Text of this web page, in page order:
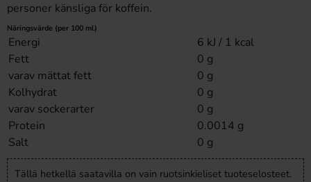
personer känsliga för koffein.
Näringsvärde (per 100 ml)
Energi
6 kJ / 1 kcal
Fett
0 g
varav mättat fett
0 g
Kolhydrat
0 g
varav sockerarter
0 g
Protein
0.0014 g
Salt
0 g
Tällä hetkellä saatavilla on vain ruotsinkieliset tuoteselosteet.